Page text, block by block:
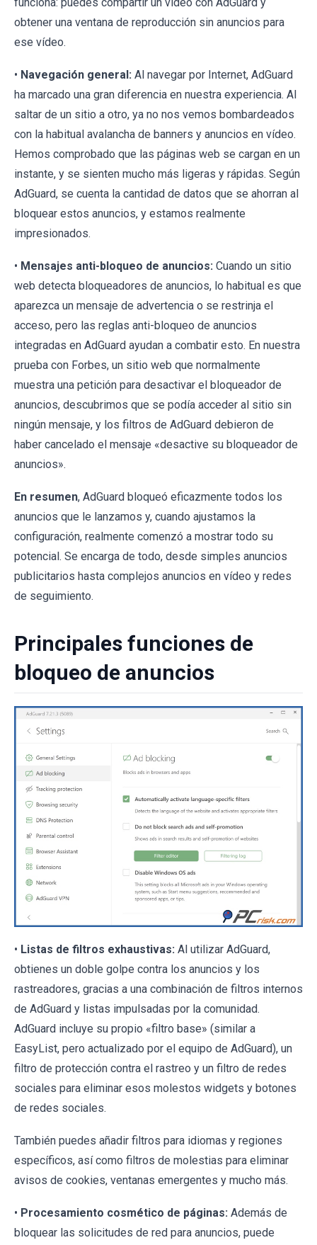
funciona: puedes compartir un vídeo con AdGuard y
obtener una ventana de reproducción sin anuncios para
ese vídeo.
• Navegación general: Al navegar por Internet, AdGuard
ha marcado una gran diferencia en nuestra experiencia. Al
saltar de un sitio a otro, ya no nos vemos bombardeados
con la habitual avalancha de banners y anuncios en vídeo.
Hemos comprobado que las páginas web se cargan en un
instante, y se sienten mucho más ligeras y rápidas. Según
AdGuard, se cuenta la cantidad de datos que se ahorran al
bloquear estos anuncios, y estamos realmente
impresionados.
• Mensajes anti-bloqueo de anuncios: Cuando un sitio
web detecta bloqueadores de anuncios, lo habitual es que
aparezca un mensaje de advertencia o se restrinja el
acceso, pero las reglas anti-bloqueo de anuncios
integradas en AdGuard ayudan a combatir esto. En nuestra
prueba con Forbes, un sitio web que normalmente
muestra una petición para desactivar el bloqueador de
anuncios, descubrimos que se podía acceder al sitio sin
ningún mensaje, y los filtros de AdGuard debieron de
haber cancelado el mensaje «desactive su bloqueador de
anuncios».
En resumen, AdGuard bloqueó eficazmente todos los
anuncios que le lanzamos y, cuando ajustamos la
configuración, realmente comenzó a mostrar todo su
potencial. Se encarga de todo, desde simples anuncios
publicitarios hasta complejos anuncios en vídeo y redes
de seguimiento.
Principales funciones de
bloqueo de anuncios
• Listas de filtros exhaustivas: Al utilizar AdGuard,
obtienes un doble golpe contra los anuncios y los
rastreadores, gracias a una combinación de filtros internos
de AdGuard y listas impulsadas por la comunidad.
AdGuard incluye su propio «filtro base» (similar a
EasyList, pero actualizado por el equipo de AdGuard), un
filtro de protección contra el rastreo y un filtro de redes
sociales para eliminar esos molestos widgets y botones
de redes sociales.
También puedes añadir filtros para idiomas y regiones
específicos, así como filtros de molestias para eliminar
avisos de cookies, ventanas emergentes y mucho más.
• Procesamiento cosmético de páginas: Además de
bloquear las solicitudes de red para anuncios, puede